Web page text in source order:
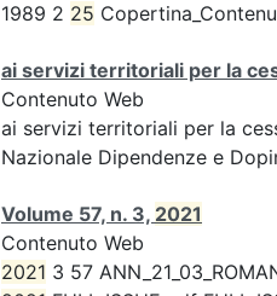
1989 2 25
ai servizi territoriali per la
Contenuto Web
ai servizi territoriali per la
Nazionale Dipendenze e
Volume 57, n. 3, 2021
Contenuto Web
2021 3 57